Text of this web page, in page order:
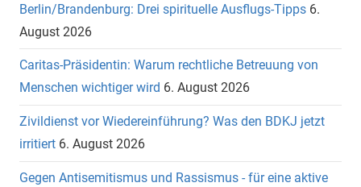
Berlin/Brandenburg: Drei spirituelle Ausflugs-Tipps 6.
August 2026
Caritas-Präsidentin: Warum rechtliche Betreuung von
Menschen wichtiger wird 6. August 2026
Zivildienst vor Wiedereinführung? Was den BDKJ jetzt
irritiert 6. August 2026
Gegen Antisemitismus und Rassismus - für eine aktive